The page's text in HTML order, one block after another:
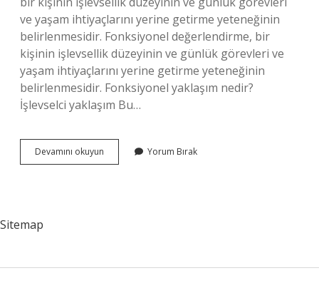
ve yaşam ihtiyaçlarını yerine getirme yeteneğinin
belirlenmesidir. Fonksiyonel değerlendirme, bir
kişinin işlevsellik düzeyinin ve günlük görevleri ve
yaşam ihtiyaçlarını yerine getirme yeteneğinin
belirlenmesidir. Fonksiyonel yaklaşım nedir?
İşlevselci yaklaşım Bu…
Devamını okuyun Fonksiyonel
Davranış
Yorum Bırak
Sitemap